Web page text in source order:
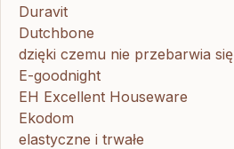
Duravit
Dutchbone
dzięki czemu nie przebarwia się
E-goodnight
EH Excellent Houseware
Ekodom
elastyczne i trwałe